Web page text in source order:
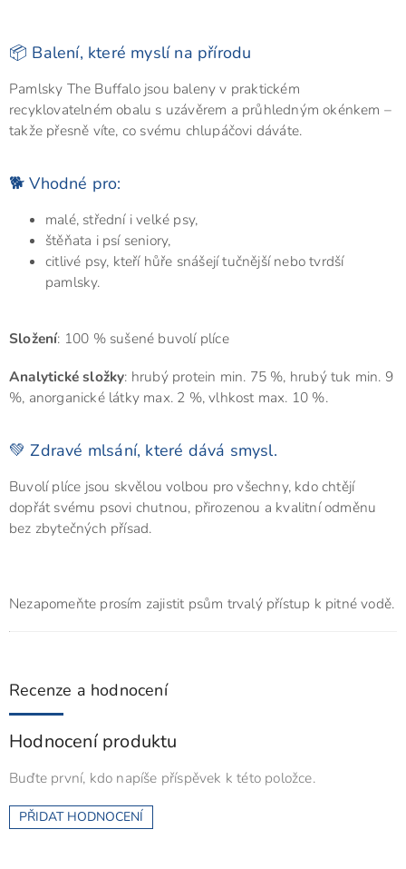
📦 Balení, které myslí na přírodu
Pamlsky The Buffalo jsou baleny v praktickém
recyklovatelném obalu s uzávěrem a průhledným okénkem –
takže přesně víte, co svému chlupáčovi dáváte.
🐕 Vhodné pro:
malé, střední i velké psy,
štěňata i psí seniory,
citlivé psy, kteří hůře snášejí tučnější nebo tvrdší
pamlsky.
Složení: 100 % sušené buvolí plíce
Analytické složky: hrubý protein min. 75 %, hrubý tuk min. 9
%, anorganické látky max. 2 %, vlhkost max. 10 %.
💚 Zdravé mlsání, které dává smysl.
Buvolí plíce jsou skvělou volbou pro všechny, kdo chtějí
dopřát svému psovi chutnou, přirozenou a kvalitní odměnu
bez zbytečných přísad.
Nezapomeňte prosím zajistit psům trvalý přístup k pitné vodě.
Recenze a hodnocení
Hodnocení produktu
Buďte první, kdo napíše příspěvek k této položce.
PŘIDAT HODNOCENÍ